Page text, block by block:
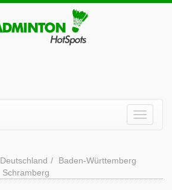
Deutschland
Baden-Württemberg
Schramberg